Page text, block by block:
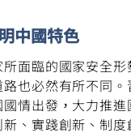
中國特色
所面臨的國家安全形
路也必然有所不同。
情出發，大力推
、實踐創新、制度